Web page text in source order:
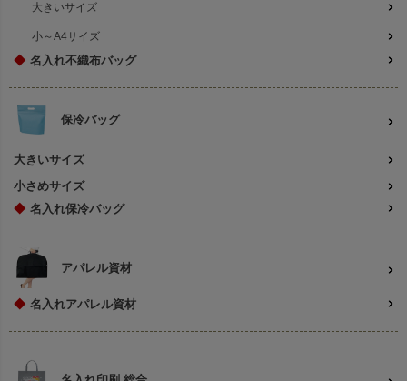
大きいサイズ
小～A4サイズ
◆ 名入れ不織布バッグ
保冷バッグ
大きいサイズ
小さめサイズ
◆ 名入れ保冷バッグ
アパレル資材
◆ 名入れアパレル資材